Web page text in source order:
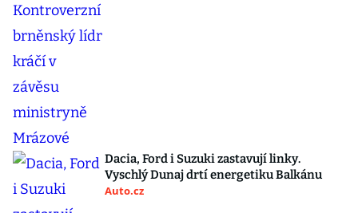
Dacia, Ford i Suzuki zastavují linky.
Vyschlý Dunaj drtí energetiku Balkánu
Auto.cz